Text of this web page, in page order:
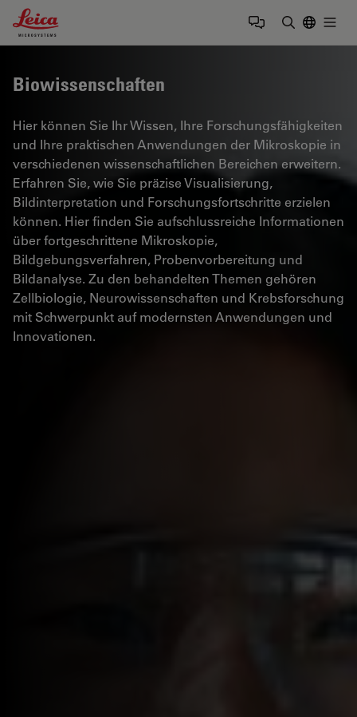
Leica Microsystems Logo
Biowissenschaften
Hier können Sie Ihr Wissen, Ihre Forschungsfähigkeiten
und Ihre praktischen Anwendungen der Mikroskopie in
verschiedenen wissenschaftlichen Bereichen erweitern.
Erfahren Sie, wie Sie präzise Visualisierung,
Bildinterpretation und Forschungsfortschritte erzielen
können. Hier finden Sie aufschlussreiche Informationen
über fortgeschrittene Mikroskopie,
Bildgebungsverfahren, Probenvorbereitung und
Bildanalyse. Zu den behandelten Themen gehören
Zellbiologie, Neurowissenschaften und Krebsforschung
mit Schwerpunkt auf modernsten Anwendungen und
Innovationen.